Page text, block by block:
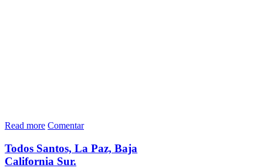
Read more Comentar
Todos Santos, La Paz, Baja
California Sur.